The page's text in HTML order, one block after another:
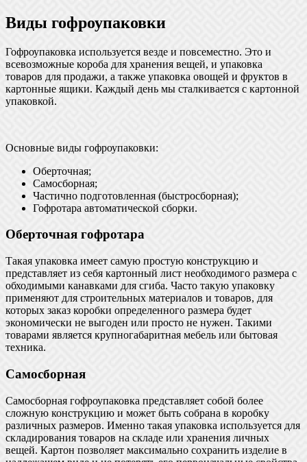
Виды гофроупаковки
Гофроупаковка используется везде и повсеместно. Это и
всевозможные короба для хранения вещей, и упаковка
товаров для продажи, а также упаковка овощей и фруктов в
картонные ящики. Каждый день мы сталкивается с картонной
упаковкой.
Основные виды гофроупаковки:
Оберточная;
Самосборная;
Частично подготовленная (быстросборная);
Гофротара автоматической сборки.
Оберточная гофротара
Такая упаковка имеет самую простую конструкцию и
представляет из себя картонный лист необходимого размера с
обходимыми канавками для сгиба. Часто такую упаковку
применяют для строительных материалов и товаров, для
которых заказ коробки определенного размера будет
экономически не выгоден или просто не нужен. Такими
товарами является крупногабаритная мебель или бытовая
техника.
Самосборная
Самосборная гофроупаковка представляет собой более
сложную конструкцию и может быть собрана в коробку
различных размеров. Именно такая упаковка используется для
складирования товаров на складе или хранения личных
вещей. Картон позволяет максимально сохранить изделие в